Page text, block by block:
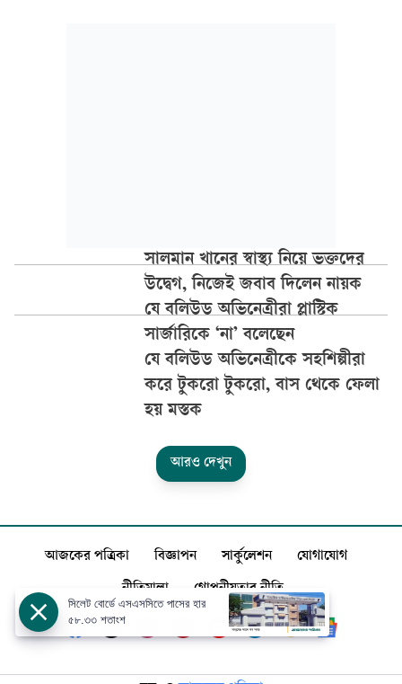
সালমান খানের স্বাস্থ্য নিয়ে ভক্তদের
উদ্বেগ, নিজেই জবাব দিলেন নায়ক
যে বলিউড অভিনেত্রীরা প্লাস্টিক
সার্জারিকে ‘না’ বলেছেন
যে বলিউড অভিনেত্রীকে সহশিল্পীরা
করে টুকরো টুকরো, বাস থেকে ফেলা
হয় মস্তক
আরও দেখুন
আজকের পত্রিকা বিজ্ঞাপন সার্কুলেশন যোগাযোগ
নীতিমালা গোপনীয়তার নীতি
সিলেট বোর্ডে এসএসসিতে পাসের হার
৫৮.৩৩ শতাংশ